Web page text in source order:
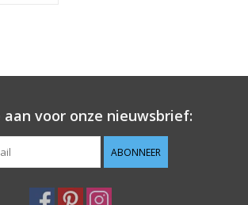
aan voor onze nieuwsbrief:
ABONNEER